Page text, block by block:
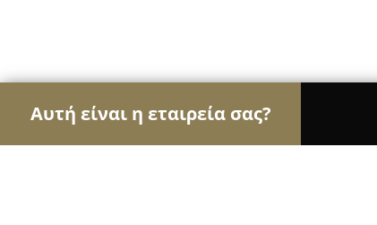
Αυτή είναι η εταιρεία σας?